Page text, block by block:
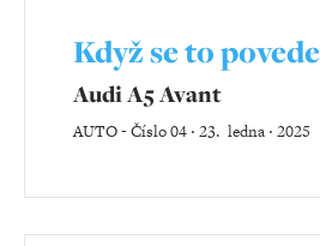
Když se to povede
Audi A5 Avant
AUTO-Číslo 04 ‧ 23. ledna ‧ 2025